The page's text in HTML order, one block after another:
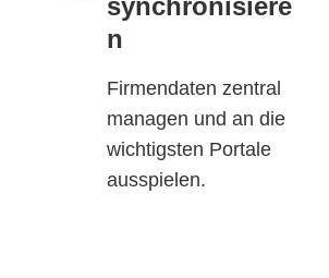
synchronisiere
n
Firmendaten zentral
managen und an die
wichtigsten Portale
ausspielen.